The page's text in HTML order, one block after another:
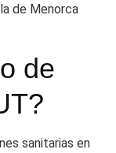
de Menorca
de
sanitarias en